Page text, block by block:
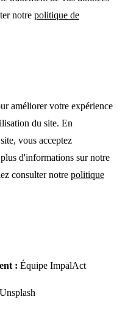
notre politique de
améliorer votre expérience
du site. En
vous acceptez
d'informations sur notre
consulter notre politique
: Équipe ImpalAct